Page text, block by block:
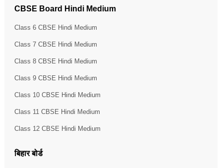
CBSE Board Hindi Medium
Class 6 CBSE Hindi Medium
Class 7 CBSE Hindi Medium
Class 8 CBSE Hindi Medium
Class 9 CBSE Hindi Medium
Class 10 CBSE Hindi Medium
Class 11 CBSE Hindi Medium
Class 12 CBSE Hindi Medium
बिहार बोर्ड